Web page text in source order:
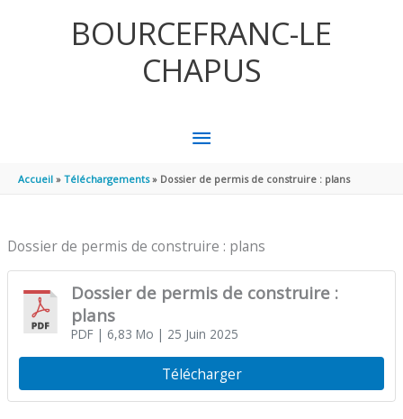
BOURCEFRANC-LE
CHAPUS
MENU
PRINCIPAL
Accueil Téléchargements Dossier de permis de construire : plans
Dossier de permis de construire : plans
Dossier de permis de construire :
plans
PDF| 6,83 Mo | 25 Juin 2025
Télécharger